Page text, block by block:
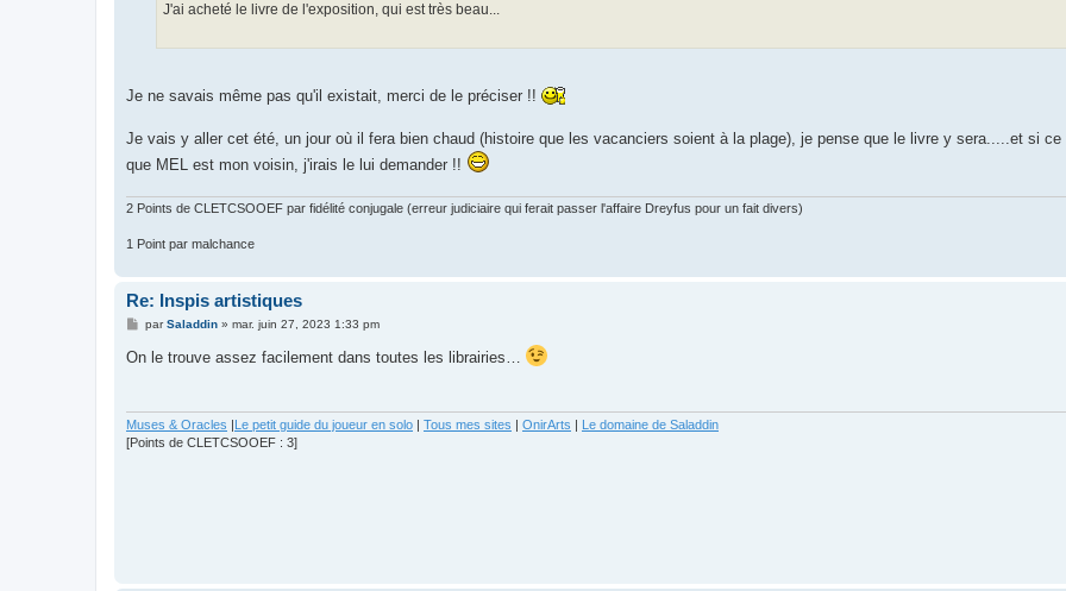
J'ai acheté le livre de l'exposition, qui est très beau...
Je ne savais même pas qu'il existait, merci de le préciser !!
Je vais y aller cet été, un jour où il fera bien chaud (histoire que les vacanciers soient à la plage), je pense que le livre y sera.....et si
que MEL est mon voisin, j'irais le lui demander !!
2 Points de CLETCSOOEF par fidélité conjugale (erreur judiciaire qui ferait passer l'affaire Dreyfus pour un fait divers)
1 Point par malchance
Re: Inspis artistiques
M
s
parSaladdin» mar. juin 27, 2023 1:33 pm
On le trouve assez facilement dans toutes les librairies…
Muses & Oracles |Le petit guide du joueur en solo | Tous mes sites | OnirArts | Le domaine de Saladdin
[Points de CLETCSOOEF : 3]